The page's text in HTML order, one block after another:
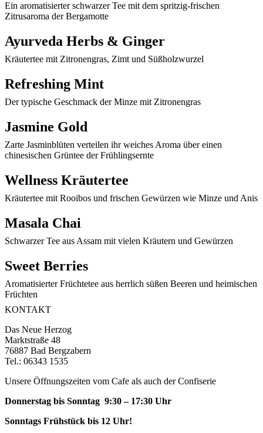
Ein aromatisierter schwarzer Tee mit dem spritzig-frischen
Zitrusaroma der Bergamotte
Ayurveda Herbs & Ginger
Kräutertee mit Zitronengras, Zimt und Süßholzwurzel
Refreshing Mint
Der typische Geschmack der Minze mit Zitronengras
Jasmine Gold
Zarte Jasminblüten verteilen ihr weiches Aroma über einen
chinesischen Grüntee der Frühlingsernte
Wellness Kräutertee
Kräutertee mit Rooibos und frischen Gewürzen wie Minze und Anis
Masala Chai
Schwarzer Tee aus Assam mit vielen Kräutern und Gewürzen
Sweet Berries
Aromatisierter Früchtetee aus herrlich süßen Beeren und heimischen
Früchten
KONTAKT
Das Neue Herzog
Marktstraße 48
76887 Bad Bergzabern
Tel.: 06343 1535
Unsere Öffnungszeiten vom Cafe als auch der Confiserie
Donnerstag bis Sonntag 9:30 – 17:30 Uhr
Sonntags Frühstück bis 12 Uhr!